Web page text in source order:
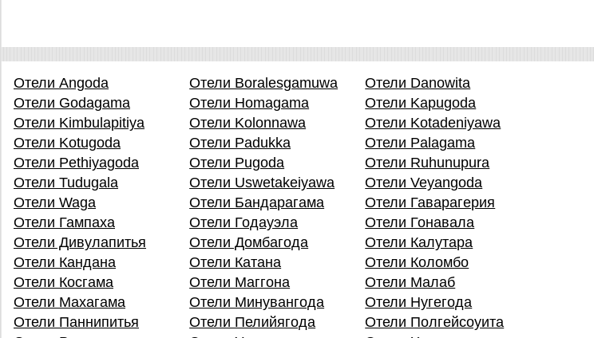
Отели Angoda Отели Boralesgamuwa
Отели Danowita
Отели Godagama
Отели Homagama
Отели Kapugoda
Отели Kimbulapitiya
Отели Kolonnawa
Отели Kotadeniyawa
Отели Kotugoda
Отели Padukka
Отели Palagama
Отели Pethiyagoda
Отели Pugoda
Отели Ruhunupura
Отели Tudugala
Отели Uswetakeiyawa
Отели Veyangoda
Отели Waga
Отели Бандарагама
Отели Гаварагерия
Отели Гампаха
Отели Годауэла
Отели Гонавала
Отели Дивулапитья
Отели Домбагода
Отели Калутара
Отели Кандана
Отели Катана
Отели Коломбо
Отели Косгама
Отели Маггона
Отели Малаб
Отели Махагама
Отели Минувангода
Отели Нугегода
Отели Паннипитья
Отели Пелийягода
Отели Полгейсоуита